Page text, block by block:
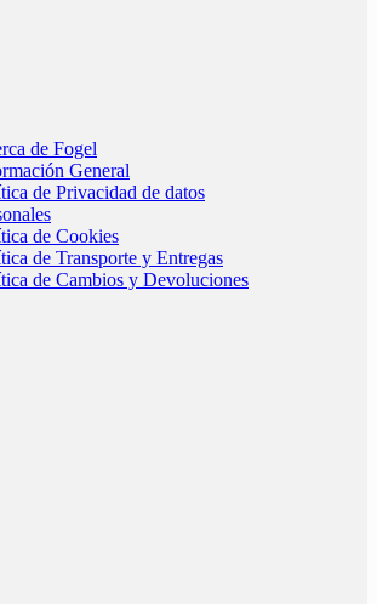
de Fogel
General
de Privacidad de datos
de Cookies
de Transporte y Entregas
de Cambios y Devoluciones